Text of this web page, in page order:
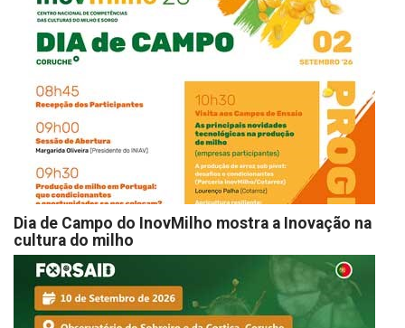
Dia de Campo do InovMilho mostra a Inovação na
cultura do milho